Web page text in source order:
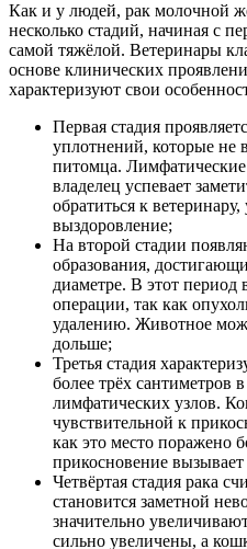
Как и у людей, рак молочной
несколько стадий, начиная с
самой тяжёлой. Ветеринары
основе клинических
характеризуют свои
Первая стадия
уплотнений, которые не
питомца.
владелец успевает
обратиться к
выздоровление;
На второй стадии
образования,
диаметре. В этот период
операции, так как
удалению. Животное
дольше;
Третья стадия
более трёх сантиметров
лимфатических узлов.
чувствительной к
как это место поражено
прикосновение
Четвёртая стадия рака
становится заметной
значительно
сильно увеличены, а